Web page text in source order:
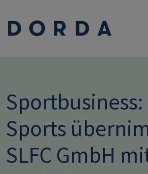
Sports
SLFC GmbH